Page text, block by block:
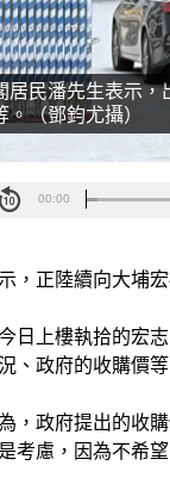
居民潘先生表示，
。（鄧鈞尤攝）
00:00
，正陸續向大埔
日上樓執拾的宏
、政府的收購價等
，政府提出的收
考慮，因為不希